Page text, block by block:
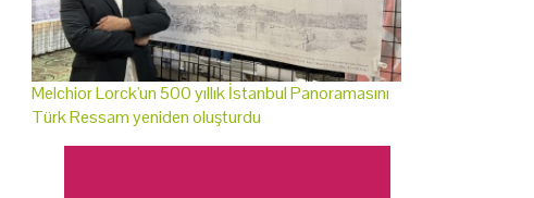
Melchior Lorck'un 500 yıllık İstanbul Panoramasını
Türk Ressam yeniden oluşturdu